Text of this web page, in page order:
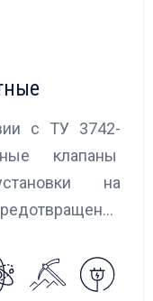
с ТУ 3742-
клапаны
на
эмульсий,
в прямом